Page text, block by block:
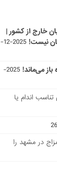
خارج از کشور |
نیست!
2025-12-
می‌ماند!
2025-
اندام یا
در مشهد را